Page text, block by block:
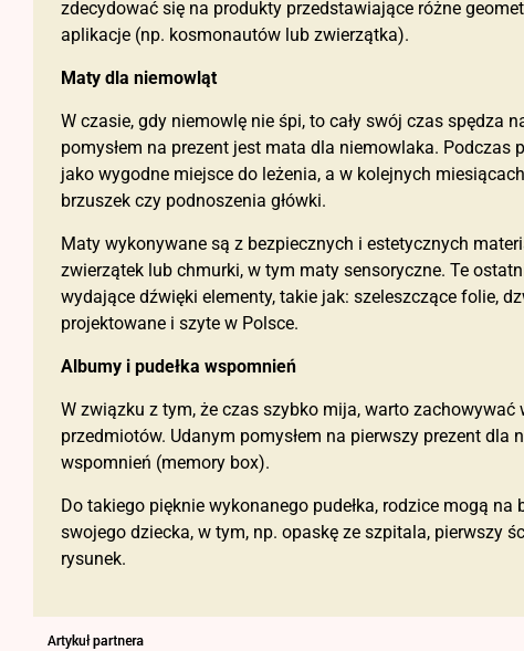
zdecydować się na produkty przedstawiające różne
aplikacje (np. kosmonautów lub zwierzątka).
Maty dla niemowląt
W czasie, gdy niemowlę nie śpi, to cały swój czas spędza
pomysłem na prezent jest mata dla niemowlaka.
jako wygodne miejsce do leżenia, a w kolejnych
brzuszek czy podnoszenia główki.
Maty wykonywane są z bezpiecznych i estetycznych
zwierzątek lub chmurki, w tym maty sensoryczne. Te
wydające dźwięki elementy, takie jak: szeleszczące folie,
projektowane i szyte w Polsce.
Albumy i pudełka wspomnień
W związku z tym, że czas szybko mija, warto
przedmiotów. Udanym pomysłem na pierwszy prezent
wspomnień (memory box).
Do takiego pięknie wykonanego pudełka, rodzice mogą
swojego dziecka, w tym, np. opaskę ze szpitala, pierwszy
rysunek.